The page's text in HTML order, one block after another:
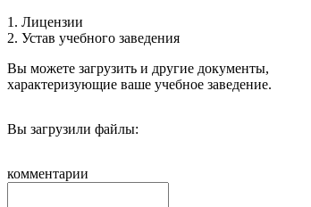
1. Лицензии
2. Устав учебного заведения
Вы можете загрузить и другие документы,
характеризующие ваше учебное заведение.
Вы загрузили файлы:
комментарии